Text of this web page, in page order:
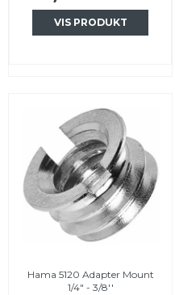
VIS PRODUKT
Hama 5120 Adapter Mount
1/4" - 3/8''